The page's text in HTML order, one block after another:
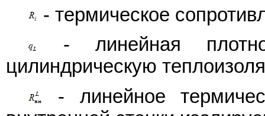
- термическое
- линейная
цилиндрическую
- линейное